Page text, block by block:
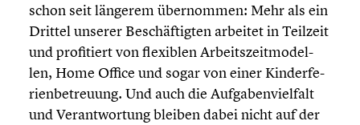
schon seit längerem übernom­men: Mehr als ein
Drittel unserer Beschäf­tig­ten arbeitet in Teilzeit
und profi­tiert von flexiblen Arbeits­zeit­mo­del­
len, Home Office und sogar von einer Kinder­fe­
ri­en­be­treu­ung. Und auch die Aufga­ben­viel­falt
und Verant­wor­tung bleiben dabei nicht auf der